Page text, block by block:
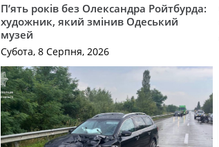
П’ять років без Олександра Ройтбурда:
художник, який змінив Одеський
музей
Субота, 8 Серпня, 2026